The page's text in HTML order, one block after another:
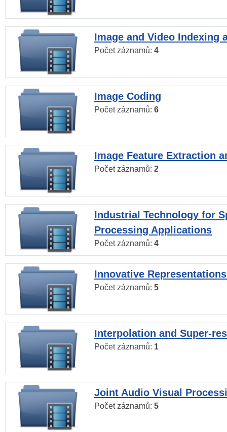
Image and Video Indexing
Počet záznamů: 4
Image Coding
Počet záznamů: 6
Image Feature Extraction
Počet záznamů: 2
Industrial Technology for
Processing Applications
Počet záznamů: 4
Innovative
Počet záznamů: 5
Interpolation and Super-
Počet záznamů: 1
Joint Audio Visual
Počet záznamů: 5